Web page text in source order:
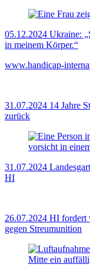
05.12.2024 Ukraine:
in meinem Körper.“
www.handicap-
31.07.2024 14 Jahre
zurück
31.07.2024
HI
26.07.2024 HI fordert
gegen Streumunition